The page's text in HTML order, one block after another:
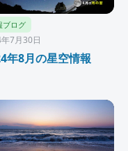
ブログ
7月30日
年8月の星空情報